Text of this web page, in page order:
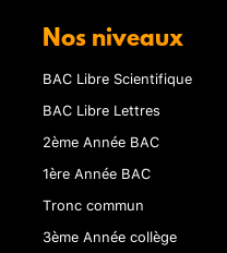
Nos niveaux
BAC Libre Scientifique
BAC Libre Lettres
2ème Année BAC
1ère Année BAC
Tronc commun
3ème Année collège